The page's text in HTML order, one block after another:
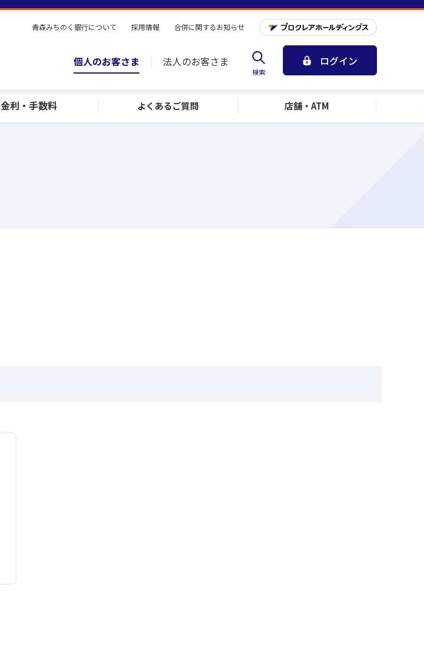
金利・手数料 よくあるご質問 店舗・ATM
青森みちのく銀行について 採用情報 合併に関するお知らせ
個人のお客さま 法人のお客さま
検索
ログイン